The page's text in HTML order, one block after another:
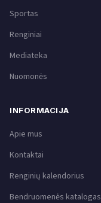
Sportas
Renginiai
Mediateka
Nuomonės
INFORMACIJA
Apie mus
Kontaktai
Renginių kalendorius
Bendruomenės katalogas